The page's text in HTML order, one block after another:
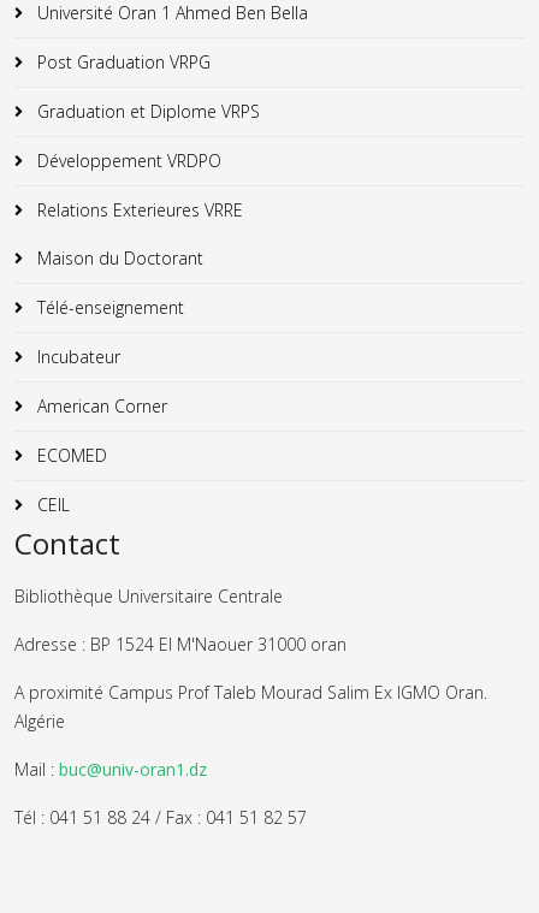
Université Oran 1 Ahmed Ben Bella
Post Graduation VRPG
Graduation et Diplome VRPS
Développement VRDPO
Relations Exterieures VRRE
Maison du Doctorant
Télé-enseignement
Incubateur
American Corner
ECOMED
CEIL
Contact
Bibliothèque Universitaire Centrale
Adresse : BP 1524 El M'Naouer 31000 oran
A proximité Campus Prof Taleb Mourad Salim Ex IGMO Oran.
Algérie
Mail : buc@univ-oran1.dz
Tél : 041 51 88 24 / Fax : 041 51 82 57